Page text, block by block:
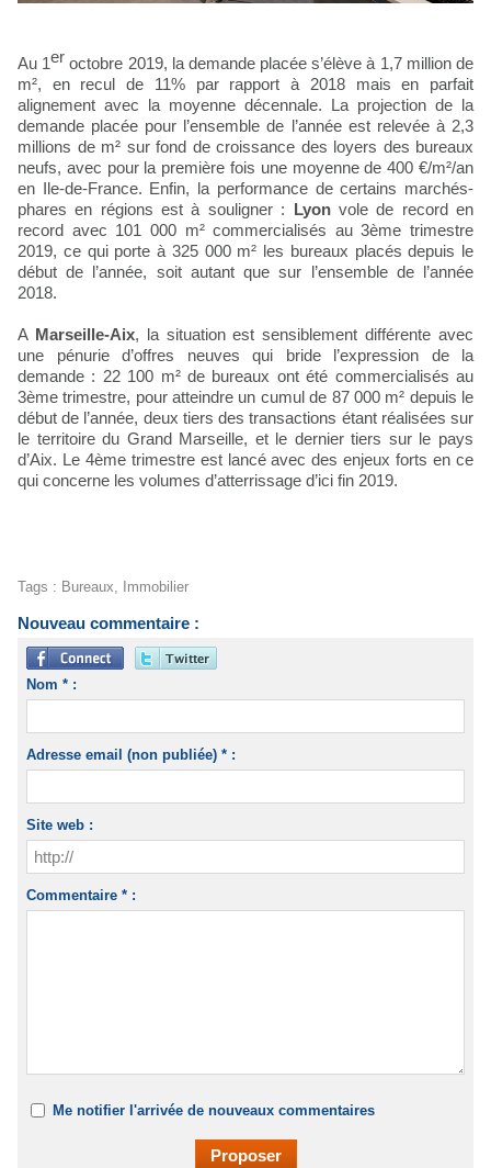
Au 1er octobre 2019, la demande placée s’élève à 1,7 million de
m², en recul de 11% par rapport à 2018 mais en parfait
alignement avec la moyenne décennale. La projection de la
demande placée pour l’ensemble de l’année est relevée à 2,3
millions de m² sur fond de croissance des loyers des bureaux
neufs, avec pour la première fois une moyenne de 400 €/m²/an
en Ile-de-France. Enfin, la performance de certains marchés-
phares en régions est à souligner : Lyonvole de record en
record avec 101 000 m² commercialisés au 3ème trimestre
2019, ce qui porte à 325 000 m² les bureaux placés depuis le
début de l’année, soit autant que sur l’ensemble de l’année
2018.
A Marseille-Aix, la situation est sensiblement différente avec
une pénurie d’offres neuves qui bride l’expression de la
demande : 22 100 m² de bureaux ont été commercialisés au
3ème trimestre, pour atteindre un cumul de 87 000 m² depuis le
début de l’année, deux tiers des transactions étant réalisées sur
le territoire du Grand Marseille, et le dernier tiers sur le pays
d’Aix. Le 4ème trimestre est lancé avec des enjeux forts en ce
qui concerne les volumes d’atterrissage d’ici fin 2019.
Tags : Bureaux Immobilier
Nouveau commentaire :
Nom * :
Adresse email (non publiée) * :
Site web :
Commentaire * :
Me notifier l'arrivée de nouveaux commentaires